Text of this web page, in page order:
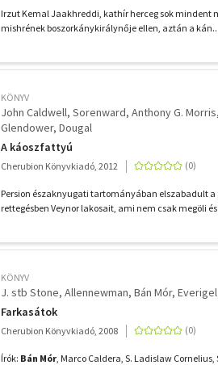
Irzut Kemal Jaakhreddi, kathír herceg sok mindent
mishrének boszorkánykirálynője ellen, aztán a kán...
KÖNYV
John Caldwell Sorenward Anthony G. Morris
Glendower, Dougal
A káoszfattyú
Cherubion Könyvkiadó, 2012
Persion északnyugati tartományában elszabadult a
rettegésben Veynor lakosait, ami nem csak megöli
KÖNYV
J. stb Stone Allennewman Bán Mór Everigel
Farkasátok
Cherubion Könyvkiadó, 2008
Írók: Bán Mór , Marco Caldera, S. Ladislaw